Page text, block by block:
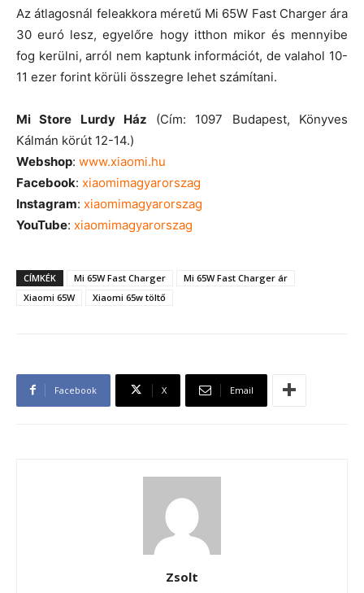
Az átlagosnál feleakkora méretű Mi 65W Fast Charger ára
30 euró lesz, egyelőre hogy itthon mikor és mennyibe
fog kerülni, arról nem kaptunk információt, de valahol 10-
11 ezer forint körüli összegre lehet számítani.
Mi Store Lurdy Ház (Cím: 1097 Budapest, Könyves
Kálmán körút 12-14.)
Webshop: www.xiaomi.hu
Facebook: xiaomimagyarorszag
Instagram: xiaomimagyarorszag
YouTube: xiaomimagyarorszag
CÍMKÉK Mi 65W Fast Charger
Mi 65W Fast Charger ár
Xiaomi 65W
Xiaomi 65w töltő
Facebook X Email
Zsolt